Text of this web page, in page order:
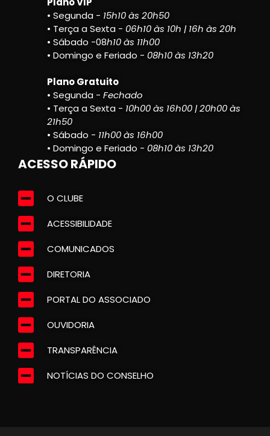
• Segunda - 15h10 às 20h50
• Terça a Sexta - 06h10 às 10h | 16h às 20h
• Sábado -08h10 às 11h00
• Domingo e Feriado - 08h10 às 13h20
Plano Gratuito
• Segunda - Fechado
• Terça a Sexta - 10h00 às 16h00 | 20h00 às
21h50
• Sábado - 11h00 às 16h00
• Domingo e Feriado - 08h10 às 13h20
ACESSO RÁPIDO
O CLUBE
ACESSIBILIDADE
COMUNICADOS
DIRETORIA
PORTAL DO ASSOCIADO
OUVIDORIA
TRANSPARÊNCIA
NOTÍCIAS DO CONSELHO